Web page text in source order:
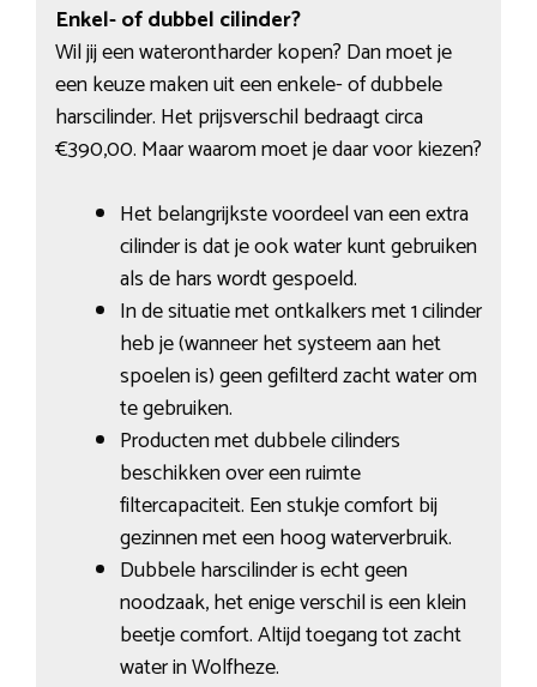
Enkel- of dubbel cilinder?
Wil jij een waterontharder kopen? Dan moet je
een keuze maken uit een enkele- of dubbele
harscilinder. Het prijsverschil bedraagt circa
€390,00. Maar waarom moet je daar voor kiezen?
Het belangrijkste voordeel van een extra
cilinder is dat je ook water kunt gebruiken
als de hars wordt gespoeld.
In de situatie met ontkalkers met 1 cilinder
heb je (wanneer het systeem aan het
spoelen is) geen gefilterd zacht water om
te gebruiken.
Producten met dubbele cilinders
beschikken over een ruimte
filtercapaciteit. Een stukje comfort bij
gezinnen met een hoog waterverbruik.
Dubbele harscilinder is echt geen
noodzaak, het enige verschil is een klein
beetje comfort. Altijd toegang tot zacht
water in Wolfheze.